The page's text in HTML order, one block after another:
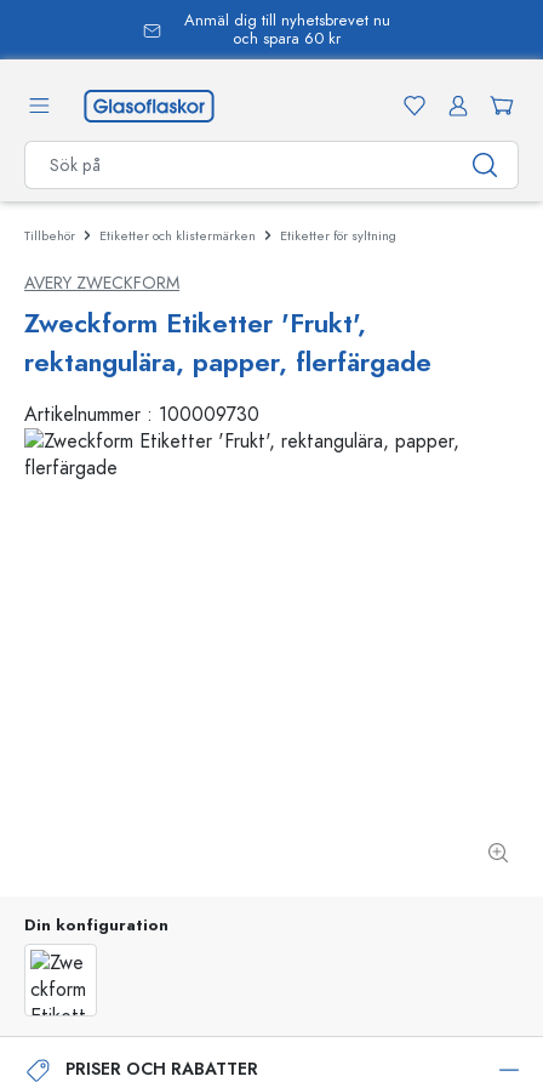
Anmäl dig till nyhetsbrevet nu
och spara 60 kr
Tillbehör Etiketter och klistermärken Etiketter för syltning
AVERY ZWECKFORM
Zweckform Etiketter 'Frukt',
rektangulära, papper, flerfärgade
Artikelnummer : 100009730
Din konfiguration
PRISER OCH RABATTER